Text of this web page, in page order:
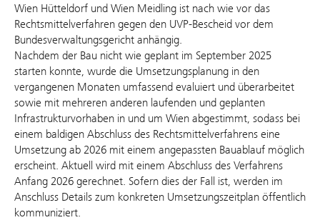
Wien Hütteldorf und Wien Meidling ist nach wie vor das
Rechtsmittelverfahren gegen den UVP-Bescheid vor dem
Bundesverwaltungsgericht anhängig.
Nachdem der Bau nicht wie geplant im September 2025
starten konnte, wurde die Umsetzungsplanung in den
vergangenen Monaten umfassend evaluiert und überarbeitet
sowie mit mehreren anderen laufenden und geplanten
Infrastrukturvorhaben in und um Wien abgestimmt, sodass bei
einem baldigen Abschluss des Rechtsmittelverfahrens eine
Umsetzung ab 2026 mit einem angepassten Bauablauf möglich
erscheint. Aktuell wird mit einem Abschluss des Verfahrens
Anfang 2026 gerechnet. Sofern dies der Fall ist, werden im
Anschluss Details zum konkreten Umsetzungszeitplan öffentlich
kommuniziert.